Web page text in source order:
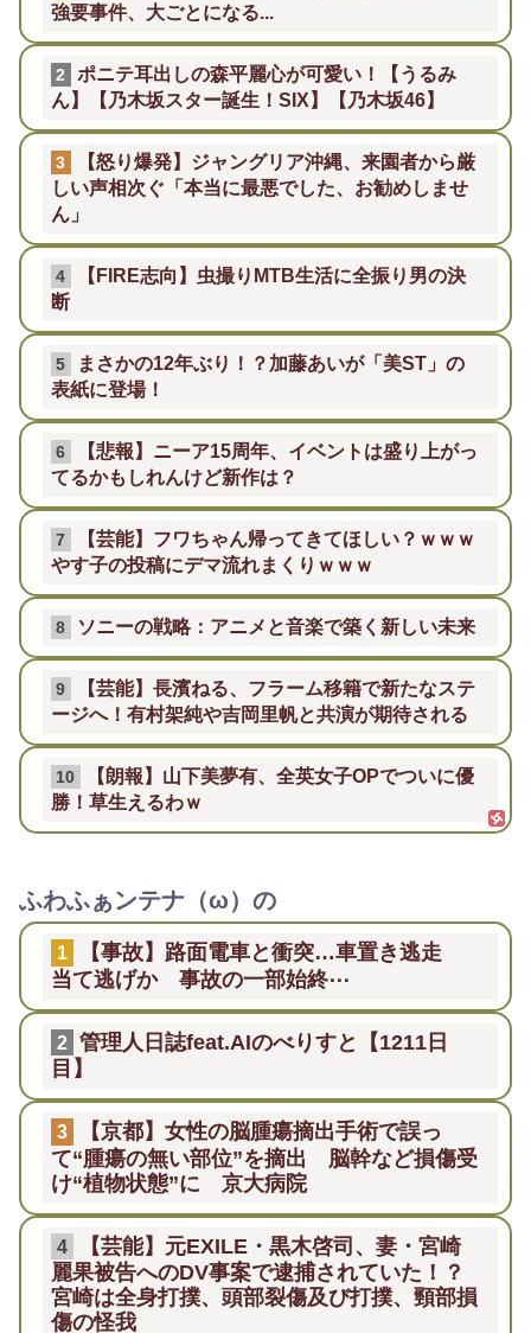
強要事件、大ごとになる...
2
ポニテ耳出しの森平麗心が可愛い！【うるみ
ん】【乃木坂スター誕生！SIX】【乃木坂46】
3
【怒り爆発】ジャングリア沖縄、来園者から厳
しい声相次ぐ「本当に最悪でした、お勧めしませ
ん」
4
【FIRE志向】虫撮りMTB生活に全振り男の決
断
5
まさかの12年ぶり！？加藤あいが「美ST」の
表紙に登場！
6
【悲報】ニーア15周年、イベントは盛り上がっ
てるかもしれんけど新作は？
7
【芸能】フワちゃん帰ってきてほしい？ｗｗｗ
やす子の投稿にデマ流れまくりｗｗｗ
8 ソニーの戦略：アニメと音楽で築く新しい未来
9
【芸能】長濱ねる、フラーム移籍で新たなステ
ージへ！有村架純や吉岡里帆と共演が期待される
10
【朗報】山下美夢有、全英女子OPでついに優
勝！草生えるわｗ
ふわふぁンテナ（ω）の
1
【事故】路面電車と衝突…車置き逃走
当て逃げか 事故の一部始終⋯
2 管理人日誌feat.AIのべりすと【1211日
目】
3
【京都】女性の脳腫瘍摘出手術で誤っ
て“腫瘍の無い部位”を摘出 脳幹など損傷受
け“植物状態”に 京大病院
4
【芸能】元EXILE・黒木啓司、妻・宮崎
麗果被告へのDV事案で逮捕されていた！？
宮崎は全身打撲、頭部裂傷及び打撲、頸部損
傷の怪我